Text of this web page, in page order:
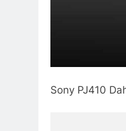
Sony PJ410